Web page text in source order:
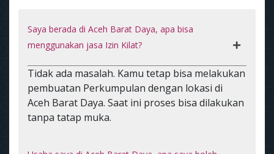
Saya berada di Aceh Barat Daya, apa bisa
menggunakan jasa Izin Kilat?
Tidak ada masalah. Kamu tetap bisa melakukan
pembuatan Perkumpulan dengan lokasi di
Aceh Barat Daya. Saat ini proses bisa dilakukan
tanpa tatap muka.